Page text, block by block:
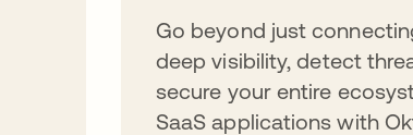
Go beyond just
deep visibility, detect
secure your entire
SaaS applications with